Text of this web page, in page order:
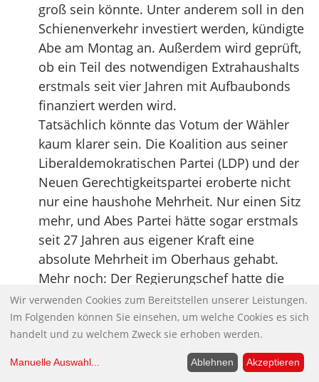
groß sein könnte. Unter anderem soll in den
Schienenverkehr investiert werden, kündigte
Abe am Montag an. Außerdem wird geprüft,
ob ein Teil des notwendigen Extrahaushalts
erstmals seit vier Jahren mit Aufbaubonds
finanziert werden wird.
Tatsächlich könnte das Votum der Wähler
kaum klarer sein. Die Koalition aus seiner
Liberaldemokratischen Partei (LDP) und der
Neuen Gerechtigkeitspartei eroberte nicht
nur eine haushohe Mehrheit. Nur einen Sitz
mehr, und Abes Partei hätte sogar erstmals
seit 27 Jahren aus eigener Kraft eine
absolute Mehrheit im Oberhaus gehabt.
Mehr noch: Der Regierungschef hatte die
Wahl für die eigentlich weniger wichtige
obere Kammer des Parlaments zum Plebiszit
darüber gemacht, ob er wie beabsichtigt
neue Konjunkturprogramme auflegen und
eine Mehrwertsteuererhöhung verschieben
Wir verwenden Cookies zum Bereitstellen unserer Leistungen.
Im Folgenden können Sie einsehen, um welche Cookies es sich
handelt und zu welchem Zweck sie erhoben werden.
Manuelle Auswahl... Ablehnen Akzeptieren